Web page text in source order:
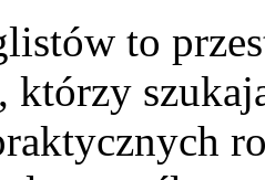
to
którzy